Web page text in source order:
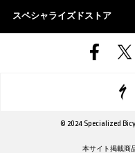
スペシャライズドストア
© 2024 Specialized
本サイト掲載商